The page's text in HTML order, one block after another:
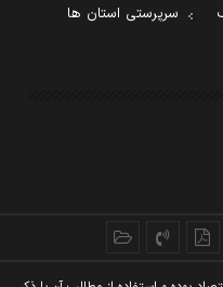
سرپرستی استان ها